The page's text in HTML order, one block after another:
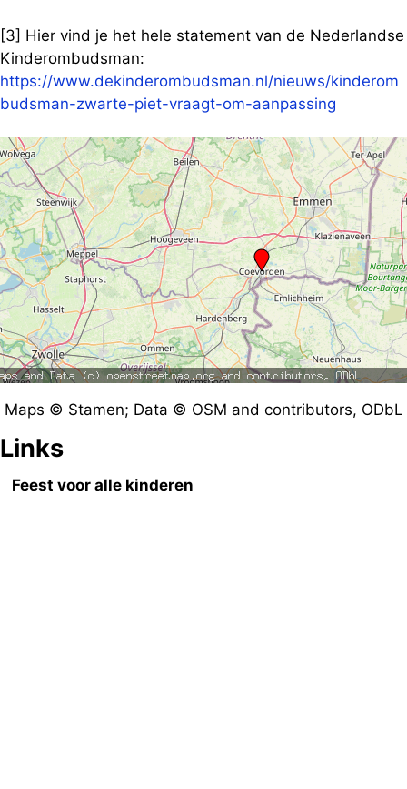
[3] Hier vind je het hele statement van de Nederlandse
Kinderombudsman:
https://www.dekinderombudsman.nl/nieuws/kinderom
budsman-zwarte-piet-vraagt-om-aanpassing
Maps © Stamen; Data © OSM and contributors, ODbL
Links
Feest voor alle kinderen